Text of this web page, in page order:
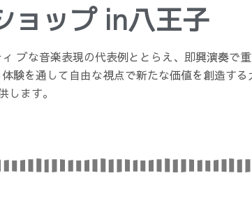
ョップ in八王子
ブな音楽表現の代表例ととらえ、即興演奏で
験を通して自由な視点で新たな価値を創造す
ます。